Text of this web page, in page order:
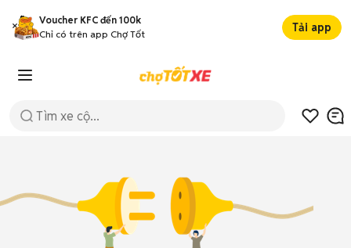
Voucher KFC đến 100k
Chỉ có trên app Chợ Tốt
Tải app